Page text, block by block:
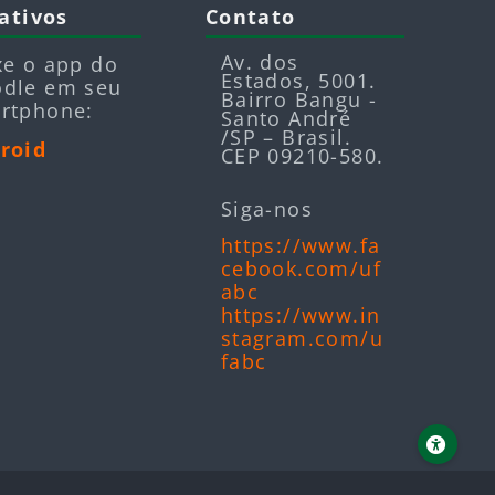
o app do
em seu
Contato
Av. dos
Estados, 5001.
Bairro Bangu -
Santo André
/SP – Brasil.
CEP 09210-580.
Siga-nos
https://www.fa
cebook.com/uf
abc
https://www.in
stagram.com/u
fabc